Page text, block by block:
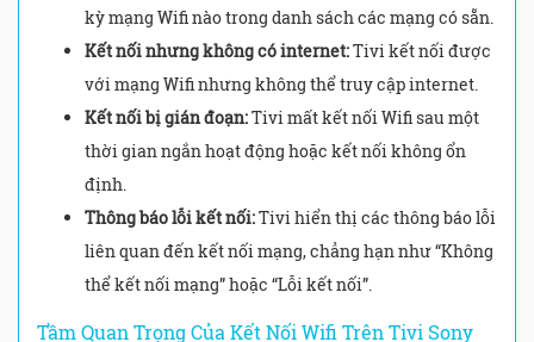
kỳ mạng Wifi nào trong danh sách các mạng có sẵn.
Kết nối nhưng không có internet:Tivi kết nối được
với mạng Wifi nhưng không thể truy cập internet.
Kết nối bị gián đoạn:Tivi mất kết nối Wifi sau một
thời gian ngắn hoạt động hoặc kết nối không ổn
định.
Thông báo lỗi kết nối:Tivi hiển thị các thông báo lỗi
liên quan đến kết nối mạng, chẳng hạn như “Không
thể kết nối mạng” hoặc “Lỗi kết nối”.
Tầm Quan Trọng Của Kết Nối Wifi Trên Tivi Sony